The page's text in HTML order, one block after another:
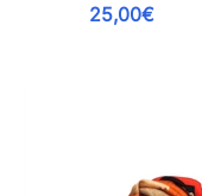
25,00€